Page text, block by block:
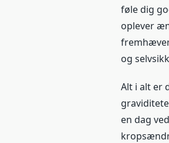
føle dig
oplever
og
Alt i alt er
en dag